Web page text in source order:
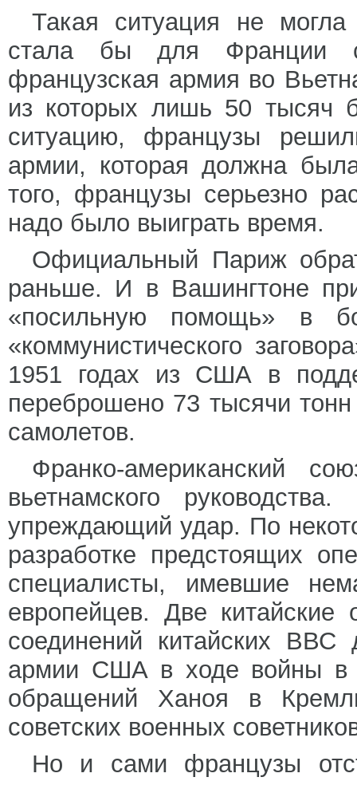
Такая ситуация не
стала бы для Франции
французская армия во
из которых лишь 50 тысяч
ситуацию, французы
армии, которая должна
того, французы серьезно
надо было выиграть время.
Официальный Париж
раньше. И в Вашингтоне
«посильную помощь» в
«коммунистического
1951 годах из США в
переброшено 73 тысячи
самолетов.
Франко-американский
вьетнамского
упреждающий удар. По
разработке предстоящих
специалисты, имевшие
европейцев. Две
соединений китайских ВВС
армии США в ходе войны в
обращений Ханоя в
советских военных
Но и сами французы